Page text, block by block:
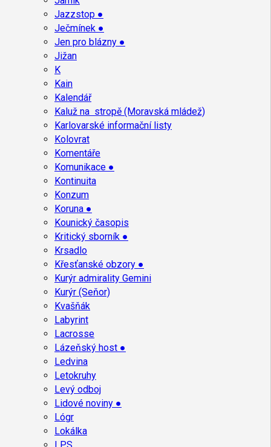
Jazzstop ●
Ječmínek ●
Jen pro blázny ●
Jižan
K
Kain
Kalendář
Kaluž na stropě (Moravská mládež)
Karlovarské informační listy
Kolovrat
Komentáře
Komunikace ●
Kontinuita
Konzum
Koruna ●
Kounický časopis
Kritický sborník ●
Krsadlo
Křesťanské obzory ●
Kurýr admirality Gemini
Kurýr (Seňor)
Kvašňák
Labyrint
Lacrosse
Lázeňský host ●
Ledvina
Letokruhy
Levý odboj
Lidové noviny ●
Lógr
Lokálka